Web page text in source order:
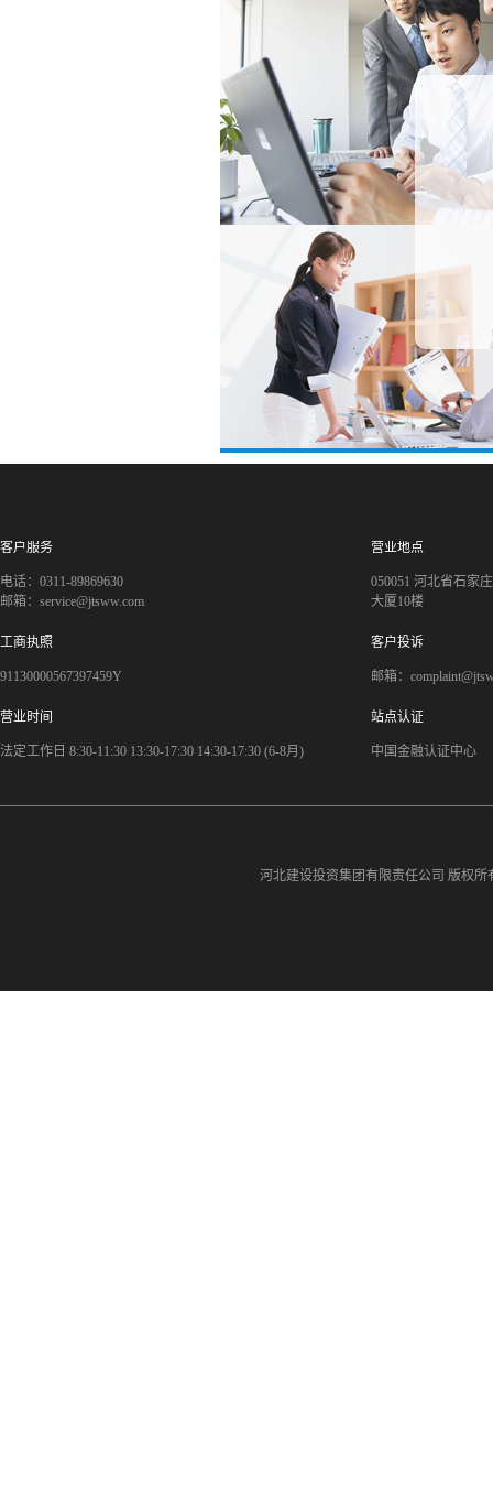
客户服务
电话：0311-89869630
邮箱：service@jtsww.com
营业地点
050051 河北省石家
大厦10楼
工商执照
91130000567397459Y
客户投诉
邮箱：
营业时间
法定工作日 8:30-11:30 13:30-17:30 14:30-17:30 (6-8月)
站点认证
中国金融认证中心
河北建设投资集团有限责任公司 版权所